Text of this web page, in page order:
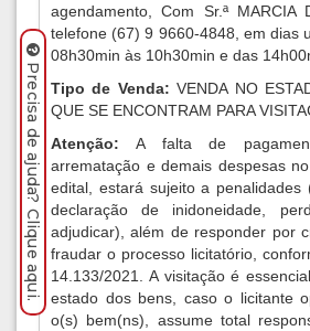
agendamento, Com Sr.ª MARCIA
telefone (67) 9 9660-4848, em dias
08h30min às 10h30min e das
Tipo de Venda:VENDA NO
QUE SE ENCONTRAM PARA
Atenção:A falta de
arrematação e demais despesas
edital, estará sujeito a penalidades
declaração de inidoneidade,
adjudicar), além de responder por
fraudar o processo licitatório,
14.133/2021. A visitação é
estado dos bens, caso o licitante
o(s) bem(ns), assume total
Precisa de ajuda? Clique aqui.